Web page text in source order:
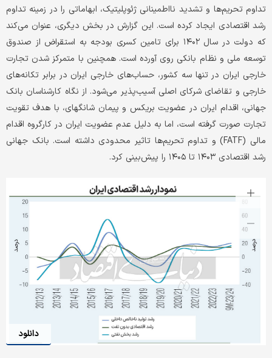
تداوم تحریم‌ها و تشدید نااطمینانی ژئوپلیتیک‌، ابهاماتی را در زمینه تداوم
رشد اقتصادی ایجاد کرده است. این گزارش در بخش دیگری، عنوان می‌کند
که دولت در سال ۱۴۰۲ برای تامین کسری بودجه به استقراض از صندوق
توسعه ملی و نظام بانکی روی آورده است. همچنین با متمرکز شدن تجارت
خارجی ایران در تنها سه کشور، حساب‌های خارجی ایران در برابر تکانه‌های
خارجی و تقاضای شرکای اصلی آسیب‌پذیر می‌شود. از نگاه کارشناسان بانک
جهانی، اقدام ایران در عضویت بریکس و پیمان شانگهای، با هدف تقویت
تجارت صورت گرفته است، اما به دلیل عدم عضویت ایران در کارگروه اقدام
مالی (FATF) و تداوم تحریم‌ها تاثیر محدودی داشته است. بانک جهانی
رشد اقتصادی ۱۴۰۳ تا ۱۴۰۵ را پیش‌بینی کرد.
دانلود